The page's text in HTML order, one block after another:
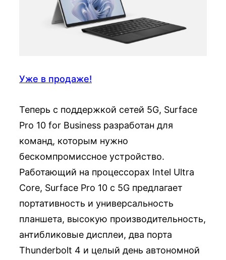
Уже в продаже!
Теперь с поддержкой сетей 5G, Surface
Pro 10 for Business разработан для
команд, которым нужно
бескомпромиссное устройство.
Работающий на процессорах Intel Ultra
Core, Surface Pro 10 с 5G предлагает
портативность и универсальность
планшета, высокую производительность,
антибликовые дисплеи, два порта
Thunderbolt 4 и целый день автономной